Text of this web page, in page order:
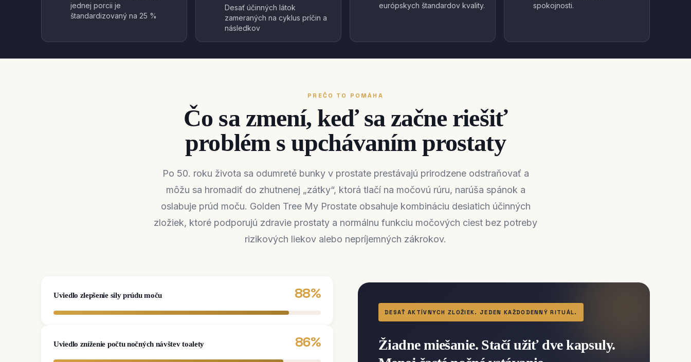
jednej porcii je
štandardizovaný na 25 %
Desať účinných látok
zameraných na cyklus príčin a
následkov
európskych štandardov kvality.
spokojnosti.
PREČO TO POMÁHA
Čo sa zmení, keď sa začne riešiť
problém s upchávaním prostaty
Po 50. roku života sa odumreté bunky v prostate prestávajú prirodzene odstraňovať a
môžu sa hromadiť do zhutnenej „zátky“, ktorá tlačí na močovú rúru, narúša spánok a
oslabuje prúd moču. Golden Tree My Prostate obsahuje kombináciu desiatich účinných
zložiek, ktoré podporujú zdravie prostaty a normálnu funkciu močových ciest bez potreby
rizikových liekov alebo nepríjemných zákrokov.
Uviedlo zlepšenie sily prúdu moču 88%
Uviedlo zníženie počtu nočných návštev toalety 86%
DESAŤ AKTÍVNYCH ZLOŽIEK. JEDEN KAŽDODENNÝ RITUÁL.
Žiadne miešanie. Stačí užiť dve kapsuly.